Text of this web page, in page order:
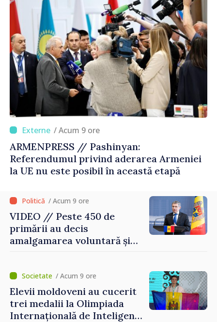
/ Acum 9 ore
ARMENPRESS // Pashinyan:
Referendumul privind aderarea Armeniei
la UE nu este posibil în această etapă
/ Acum 9 ore
VIDEO // Peste 450 de
primării au decis
amalgamarea voluntară și
Grosu: „Este important să
depășim blocajele și să dăm o
șansă localităților să se
dezvolte”
/ Acum 9 ore
Elevii moldoveni au cucerit
trei medalii la Olimpiada
Internațională de Inteligență